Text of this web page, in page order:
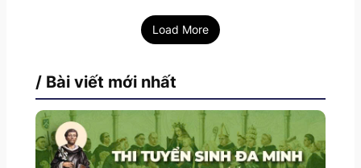
Load More
/ Bài viết mới nhất